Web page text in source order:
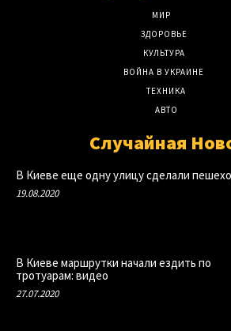
МИР
ЗДОРОВЬЕ
КУЛЬТУРА
ВОЙНА В УКРАИНЕ
ТЕХНИКА
АВТО
Случайная
В Киеве еще одну улицу сделали
19.08.2020
В Киеве маршрутки начали ездить по
тротуарам: видео
27.07.2020